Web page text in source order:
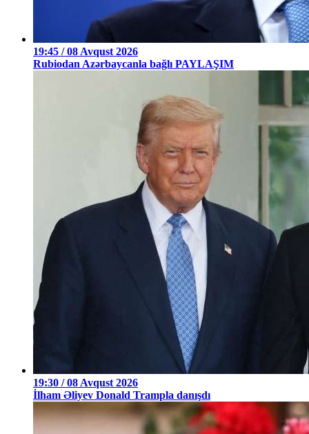
19:45 / 08 Avqust 2026
Rubiodan Azərbaycanla bağlı PAYLAŞIM
19:30 / 08 Avqust 2026
İlham Əliyev Donald Trampla danışdı